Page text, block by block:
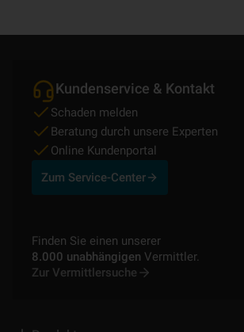
Kundenservice & Kontakt
Schaden melden
Beratung durch unsere Experten
Online Kundenportal
Zum Service-Center
Finden Sie einen unserer
8.000 unabhängigen Vermittler.
Zur Vermittlersuche